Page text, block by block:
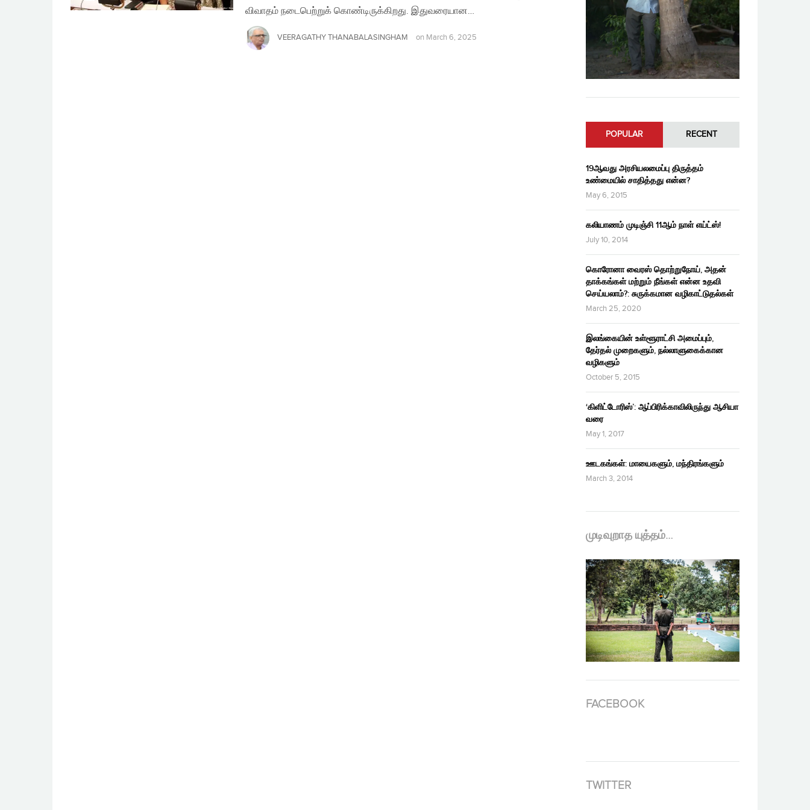
விவாதம் நடைபெற்றுக் கொண்டிருக்கிறது. இதுவரையான…
VEERAGATHY THANABALASINGHAM on March 6, 2025
POPULAR RECENT
19ஆவது அரசியலமைப்பு திருத்தம்
உண்மையில் சாதித்தது என்ன?
May 6, 2015
கலியாணம் முடிஞ்சி 11ஆம் நாள் எய்ட்ஸ்!
July 10, 2014
கொரோனா வைரஸ் தொற்றுநோய், அதன்
தாக்கங்கள் மற்றும் நீங்கள் என்ன உதவி
செய்யலாம்?: சுருக்கமான வழிகாட்டுதல்கள்
March 25, 2020
இலங்கையின் உள்ளூராட்சி அமைப்பும்,
தேர்தல் முறைகளும், நல்லாளுகைக்கான
வழிகளும்
October 5, 2015
‘கிளிட்டோரிஸ்’: ஆப்பிரிக்காவிலிருந்து ஆசியா
வரை
May 1, 2017
ஊடகங்கள்: மாயைகளும், மந்திரங்களும்
March 3, 2014
முடிவுறாத யுத்தம்…
FACEBOOK
TWITTER